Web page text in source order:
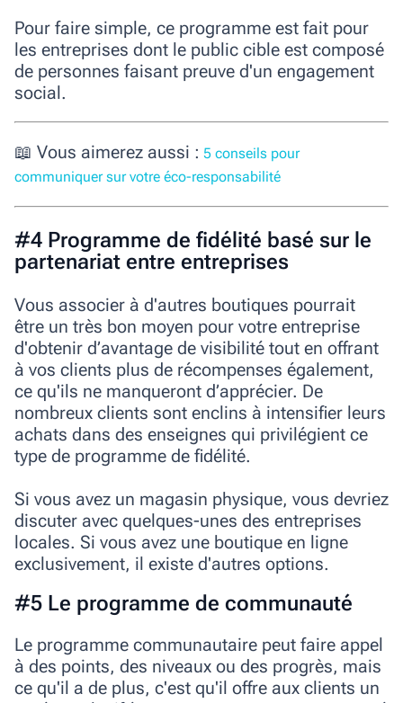
Pour faire simple, ce programme est fait pour
les entreprises dont le public cible est composé
de personnes faisant preuve d'un engagement
social.
📖 Vous aimerez aussi : 5 conseils pour
communiquer sur votre éco-responsabilité
#4 Programme de fidélité basé sur le
partenariat entre entreprises
Vous associer à d'autres boutiques pourrait
être un très bon moyen pour votre entreprise
d'obtenir d’avantage de visibilité tout en offrant
à vos clients plus de récompenses également,
ce qu'ils ne manqueront d’apprécier. De
nombreux clients sont enclins à intensifier leurs
achats dans des enseignes qui privilégient ce
type de programme de fidélité.
Si vous avez un magasin physique, vous devriez
discuter avec quelques-unes des entreprises
locales. Si vous avez une boutique en ligne
exclusivement, il existe d'autres options.
#5 Le programme de communauté
Le programme communautaire peut faire appel
à des points, des niveaux ou des progrès, mais
ce qu'il a de plus, c'est qu'il offre aux clients un